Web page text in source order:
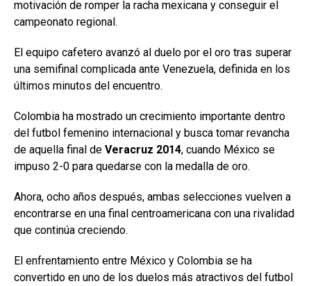
motivación de romper la racha mexicana y conseguir el
campeonato regional.
El equipo cafetero avanzó al duelo por el oro tras superar
una semifinal complicada ante Venezuela, definida en los
últimos minutos del encuentro.
Colombia ha mostrado un crecimiento importante dentro
del futbol femenino internacional y busca tomar revancha
de aquella final de Veracruz 2014, cuando México se
impuso 2-0 para quedarse con la medalla de oro.
Ahora, ocho años después, ambas selecciones vuelven a
encontrarse en una final centroamericana con una rivalidad
que continúa creciendo.
El enfrentamiento entre México y Colombia se ha
convertido en uno de los duelos más atractivos del futbol